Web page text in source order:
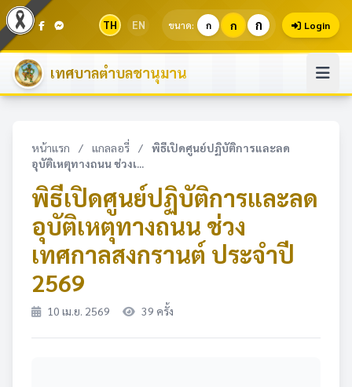
TH EN ขนาด: ก ก ก Login
เทศบาลตำบลชานุมาน
หน้าแรก / แกลลอรี่ /
พิธีเปิดศูนย์ปฏิบัติการและลด
อุบัติเหตุทางถนน ช่วงเ...
พิธีเปิดศูนย์ปฏิบัติการและลด
อุบัติเหตุทางถนน ช่วง
เทศกาลสงกรานต์ ประจำปี
2569
10 เม.ย. 2569 39 ครั้ง